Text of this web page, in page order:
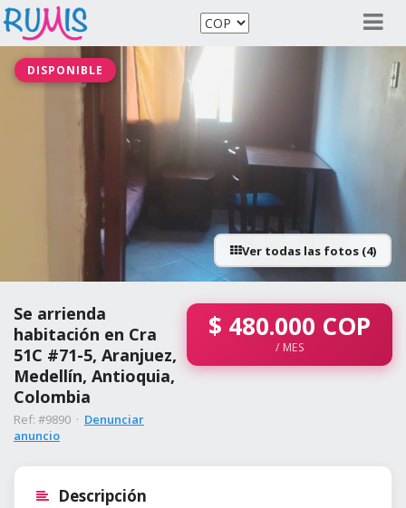
DISPONIBLE
Ver todas las fotos (4)
Se arrienda
habitación en Cra
51C #71-5, Aranjuez,
Medellín, Antioquia,
Colombia
Ref: #9890 · Denunciar
anuncio
$ 480.000 COP
/ MES
Descripción